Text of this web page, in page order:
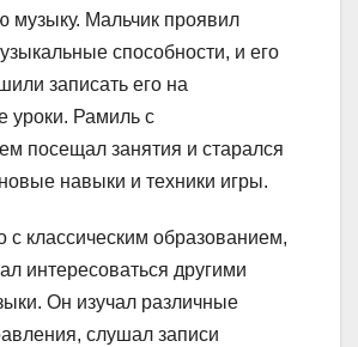
музыку. Мальчик проявил
способности, и его
записать его на
уроки. Рамиль с
посещал занятия и старался
навыки и техники игры.
с классическим образованием,
интересоваться другими
Он изучал различные
слушал записи